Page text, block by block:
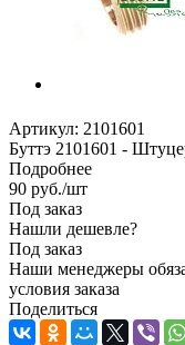
Артикул: 2101601
Буттэ 2101601 -
Подробнее
90 руб./шт
Под заказ
Нашли дешевле?
Под заказ
Наши менеджеры
условия заказа
Поделиться